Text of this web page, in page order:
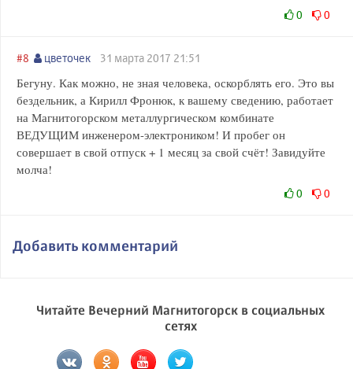
0 0
#8 цветочек 31 марта 2017 21:51
Бегуну. Как можно, не зная человека, оскорблять его. Это вы
бездельник, а Кирилл Фронюк, к вашему сведению, работает
на Магнитогорском металлургическом комбинате
ВЕДУЩИМ инженером-электроником! И пробег он
совершает в свой отпуск + 1 месяц за свой счёт! Завидуйте
молча!
0 0
Добавить комментарий
Читайте Вечерний Магнитогорск в социальных
сетях